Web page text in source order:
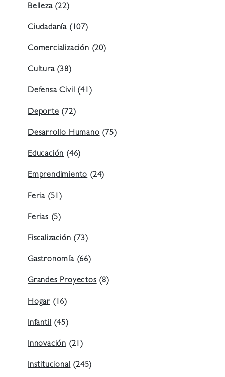
Belleza(22)
Ciudadanía (107)
Comercialización (20)
Cultura(38)
Defensa Civil (41)
Deporte (72)
Desarrollo Humano (75)
Educación (46)
Emprendimiento (24)
Feria (51)
Ferias (5)
Fiscalización (73)
Gastronomía(66)
Grandes Proyectos (8)
Hogar (16)
Infantil (45)
Innovación (21)
Institucional (245)